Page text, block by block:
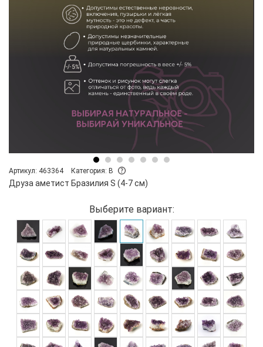
Артикул: 463364 Категория: B
Друза аметист Бразилия S (4-7 см)
Выберите вариант: